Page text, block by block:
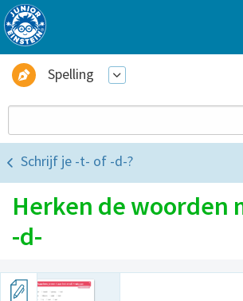
Spelling
Schrijf je -t- of -d-?
Herken de woorden
-d-